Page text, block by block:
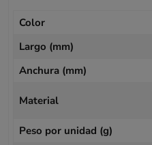
Color
Largo (mm)
Anchura (mm)
Material
Peso por unidad (g)